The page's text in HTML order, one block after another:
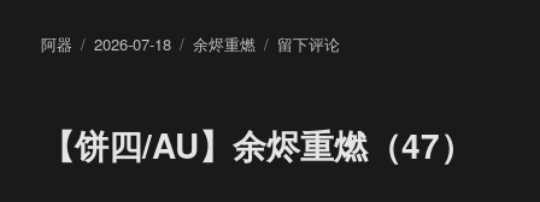
作
阿器
发
2026-07-18
分
余烬重燃
于
烬
重
留下评论
【饼四/AU】余烬重燃（47）